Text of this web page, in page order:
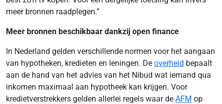
meer bronnen raadplegen.”
Meer bronnen beschikbaar dankzij open finance
In Nederland gelden verschillende normen voor het aangaan
van hypotheken, kredieten en leningen. De overheid bepaalt
aan de hand van het advies van het Nibud wat iemand qua
inkomen maximaal aan hypotheek kan krijgen. Voor
kredietverstrekkers gelden allerlei regels waar de AFM op